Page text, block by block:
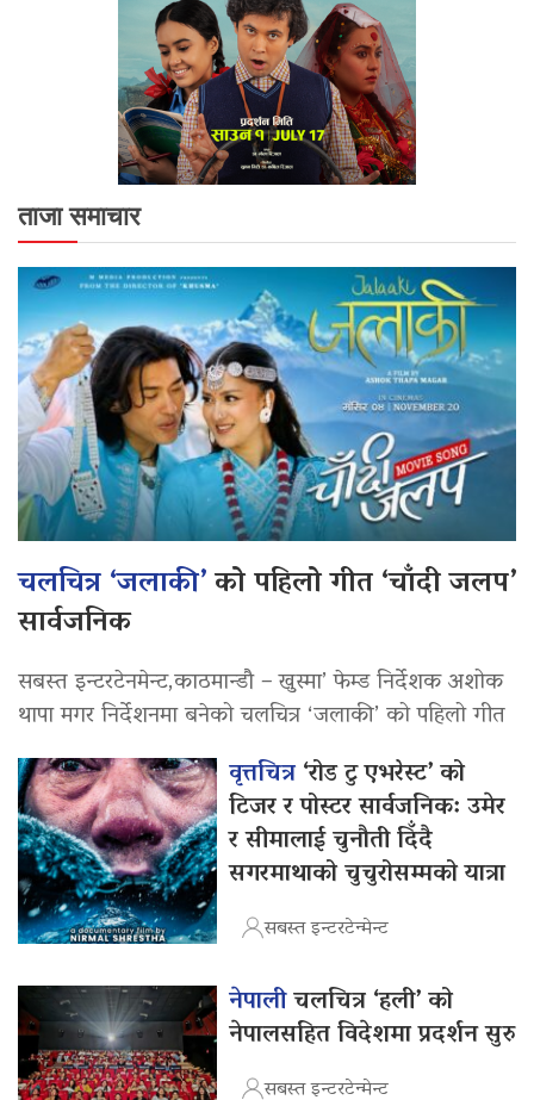
ताजा समाचार
चलचित्र ‘जलाकी’को पहिलो गीत ‘चाँदी जलप’
सार्वजनिक
सबस्त इन्टरटेनमेन्ट,काठमान्डौ – खुस्मा’ फेम्ड निर्देशक अशोक
थापा मगर निर्देशनमा बनेको चलचित्र ‘जलाकी’ को पहिलो गीत
वृत्तचित्र‘रोड टु एभरेस्ट’ को
टिजर र पोस्टर सार्वजनिक: उमेर
र सीमालाई चुनौती दिँदै
सगरमाथाको चुचुरोसम्मको यात्रा
सबस्त इन्टरटेन्मेन्ट
नेपालीचलचित्र ‘हली’ को
नेपालसहित विदेशमा प्रदर्शन सुरु
सबस्त इन्टरटेन्मेन्ट